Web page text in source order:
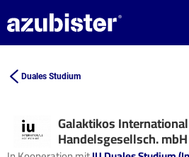
Duales Studium
Galaktikos
Handelsgesellsch. mbH